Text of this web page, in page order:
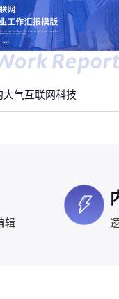
大气互联网科技
辑